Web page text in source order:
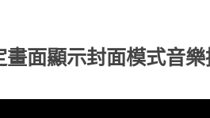
面顯示封面模式音